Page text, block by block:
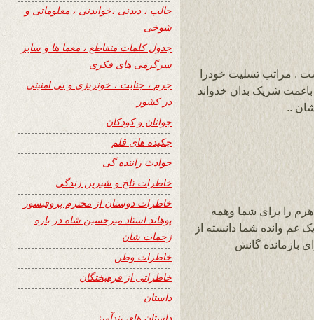
. مراتب تسلیت خودرا
شریک بدان خدواند
..
را برای شما وهمه
غم وانده شما دانسته از
بازمانده گانش
جالب ، دیدنی ،خواندنی ، معلوماتی و
شوخی
جدول کلمات متقاطع ، معما ها و سایر
سرگرمی های فکری
جرم ، جنایت ، خونریزی و بی امنیتی
در کشور
جوانان و کودکان
چکیده های قلم
حوادث راننده گی
خاطرات تلخ و شیرین زندگی
خاطرات دوستان از محترم پروفیسور
پوهاند استاد میرحسین شاه در باره
زحمات شان
خاطرات وطن
خاطراتی از فرهیختگان
داستان